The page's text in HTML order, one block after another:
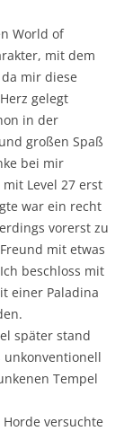
World of
mit dem
mir diese
gelegt
in der
großen Spaß
bei mir
Level 27 erst
war ein recht
vorerst zu
mit etwas
beschloss mit
einer Paladina
später stand
unkonventionell
Tempel
versuchte